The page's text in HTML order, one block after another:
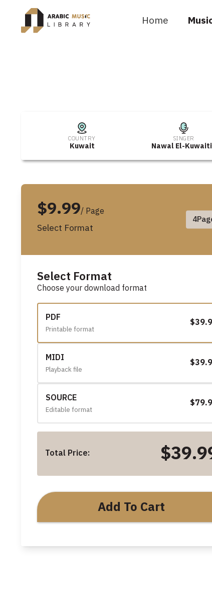
Home
COUNTRY
Kuwait
SINGER
Nawal El-
$9.99/ Page
Select Format
4
Select Format
Choose your download format
PDF
Printable format
MIDI
Playback file
SOURCE
Editable format
Total Price:
Add To Cart